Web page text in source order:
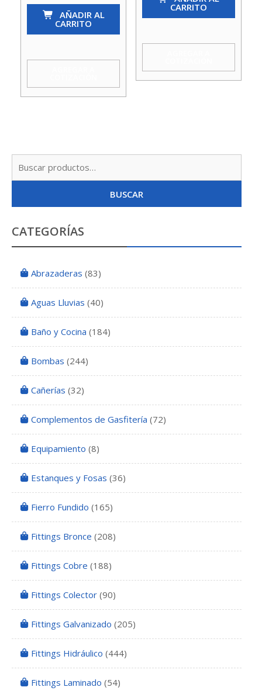
(Pie)
Ac
Acquamix
AÑADIR AL
CARRITO
Tress
CARRITO
BUSCAR
CATEGORÍAS
Abrazaderas (83)
Aguas Lluvias (40)
Baño y Cocina (184)
Bombas (244)
Cañerías (32)
Complementos de Gasfitería (72)
Equipamiento (8)
Estanques y Fosas (36)
Fierro Fundido (165)
Fittings Bronce (208)
Fittings Cobre (188)
Fittings Colector (90)
Fittings Galvanizado (205)
Fittings Hidráulico (444)
Fittings Laminado (54)